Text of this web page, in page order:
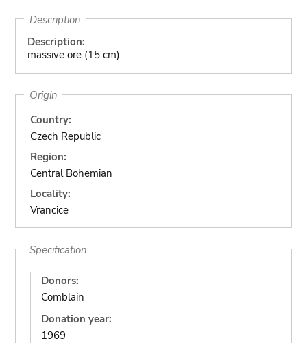
Description
Description:
massive ore (15 cm)
Origin
Country:
Czech Republic
Region:
Central Bohemian
Locality:
Vrancice
Specification
Donors:
Comblain
Donation year:
1969